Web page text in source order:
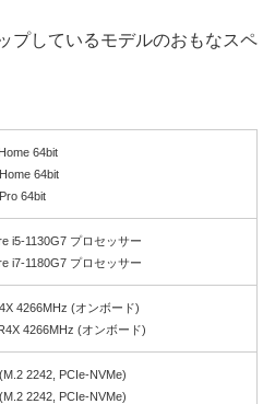
プしているモデルのおもなスペ
64bit
64bit
64bit
i5-1130G7 プロセッサー
i7-1180G7 プロセッサー
4266MHz (オンボード)
4266MHz (オンボード)
2242, PCIe-NVMe)
2242, PCIe-NVMe)